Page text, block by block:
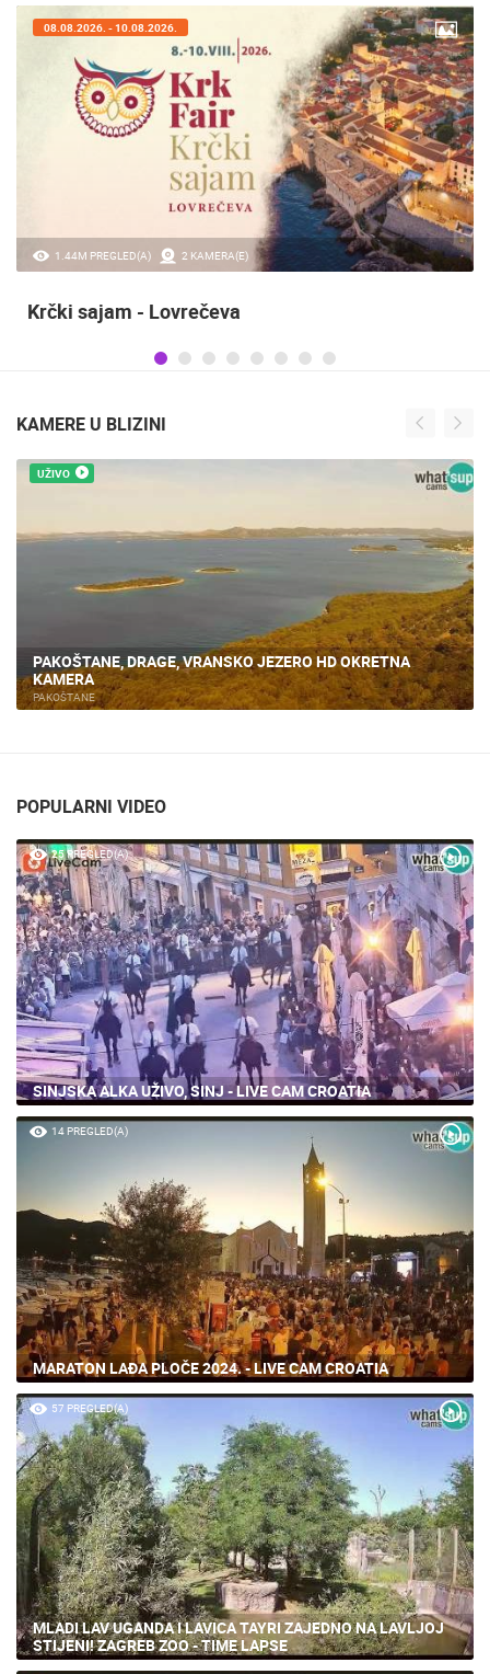
20.97K PREGLED(A) 2 KAMERA(E)
07.08.2026. - 09.08.2026.
Sinjska alka
KAMERE U BLIZINI
UŽIVO
PAKOŠTANE - PANORAMA
PAKOŠTANE
POPULARNI VIDEO
25 PREGLED(A)
SINJSKA ALKA UŽIVO, SINJ - LIVE CAM CROATIA
14 PREGLED(A)
MARATON LAĐA PLOČE 2024. - LIVE CAM CROATIA
57 PREGLED(A)
MLADI LAV UGANDA I LAVICA TAYRI ZAJEDNO NA LAVLJOJ
STIJENI! ZAGREB ZOO - TIME LAPSE